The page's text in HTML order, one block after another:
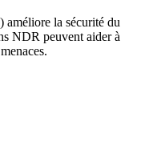
améliore la sécurité du
NDR peuvent aider à